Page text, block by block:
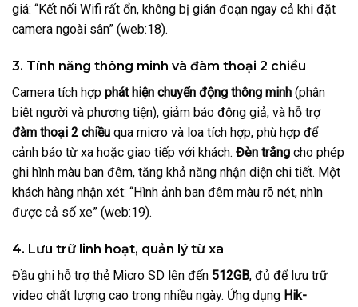
giá: “Kết nối Wifi rất ổn, không bị gián đoạn ngay cả khi đặt
camera ngoài sân” (web:18).
3. Tính năng thông minh và đàm thoại 2 chiều
Camera tích hợp phát hiện chuyển động thông minh (phân
biệt người và phương tiện), giảm báo động giả, và hỗ trợ
đàm thoại 2 chiều qua micro và loa tích hợp, phù hợp để
cảnh báo từ xa hoặc giao tiếp với khách. Đèn trắng cho phép
ghi hình màu ban đêm, tăng khả năng nhận diện chi tiết. Một
khách hàng nhận xét: “Hình ảnh ban đêm màu rõ nét, nhìn
được cả số xe” (web:19).
4. Lưu trữ linh hoạt, quản lý từ xa
Đầu ghi hỗ trợ thẻ Micro SD lên đến 512GB, đủ để lưu trữ
video chất lượng cao trong nhiều ngày. Ứng dụng Hik-